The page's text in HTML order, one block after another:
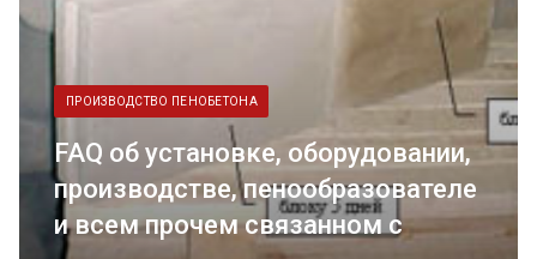
ПРОИЗВОДСТВО ПЕНОБЕТОНА
FAQ об установке, оборудовании,
производстве, пенообразователе
и всем прочем связанном с